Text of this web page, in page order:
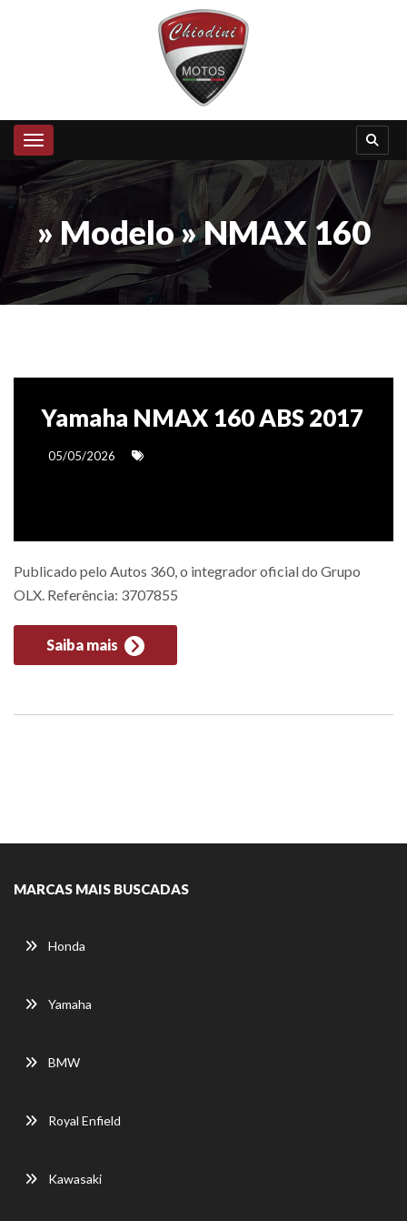
Toggle navigation
» Modelo » NMAX 160
Yamaha NMAX 160 ABS 2017
05/05/2026
Publicado pelo Autos 360, o integrador oficial do Grupo
OLX. Referência: 3707855
Saiba mais
MARCAS MAIS BUSCADAS
Honda
Yamaha
BMW
Royal Enfield
Kawasaki